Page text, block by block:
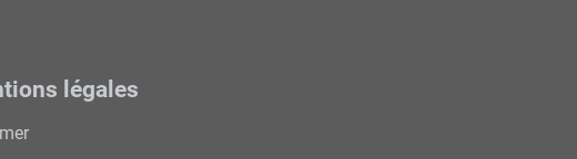
légales